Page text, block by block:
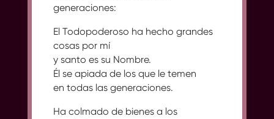
generaciones:
El Todopoderoso ha hecho grandes
cosas por mí
y santo es su Nombre.
Él se apiada de los que le temen
en todas las generaciones.
Ha colmado de bienes a los